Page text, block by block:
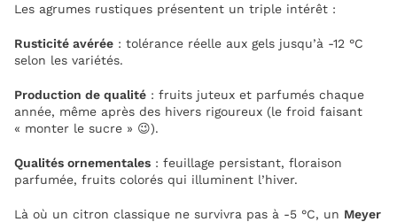
Les agrumes rustiques présentent un triple intérêt :
Rusticité avérée : tolérance réelle aux gels jusqu’à -12 °C
selon les variétés.
Production de qualité : fruits juteux et parfumés chaque
année, même après des hivers rigoureux (le froid faisant
« monter le sucre » 😉).
Qualités ornementales : feuillage persistant, floraison
parfumée, fruits colorés qui illuminent l’hiver.
Là où un citron classique ne survivra pas à -5 °C, un Meyer